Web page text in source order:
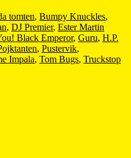
tomten, Bumpy Knuckles,
, DJ Premier, Ester Martin
Black Emperor, Guru, H.P.
, Pustervik,
Impala, Tom Bugs, Truckstop